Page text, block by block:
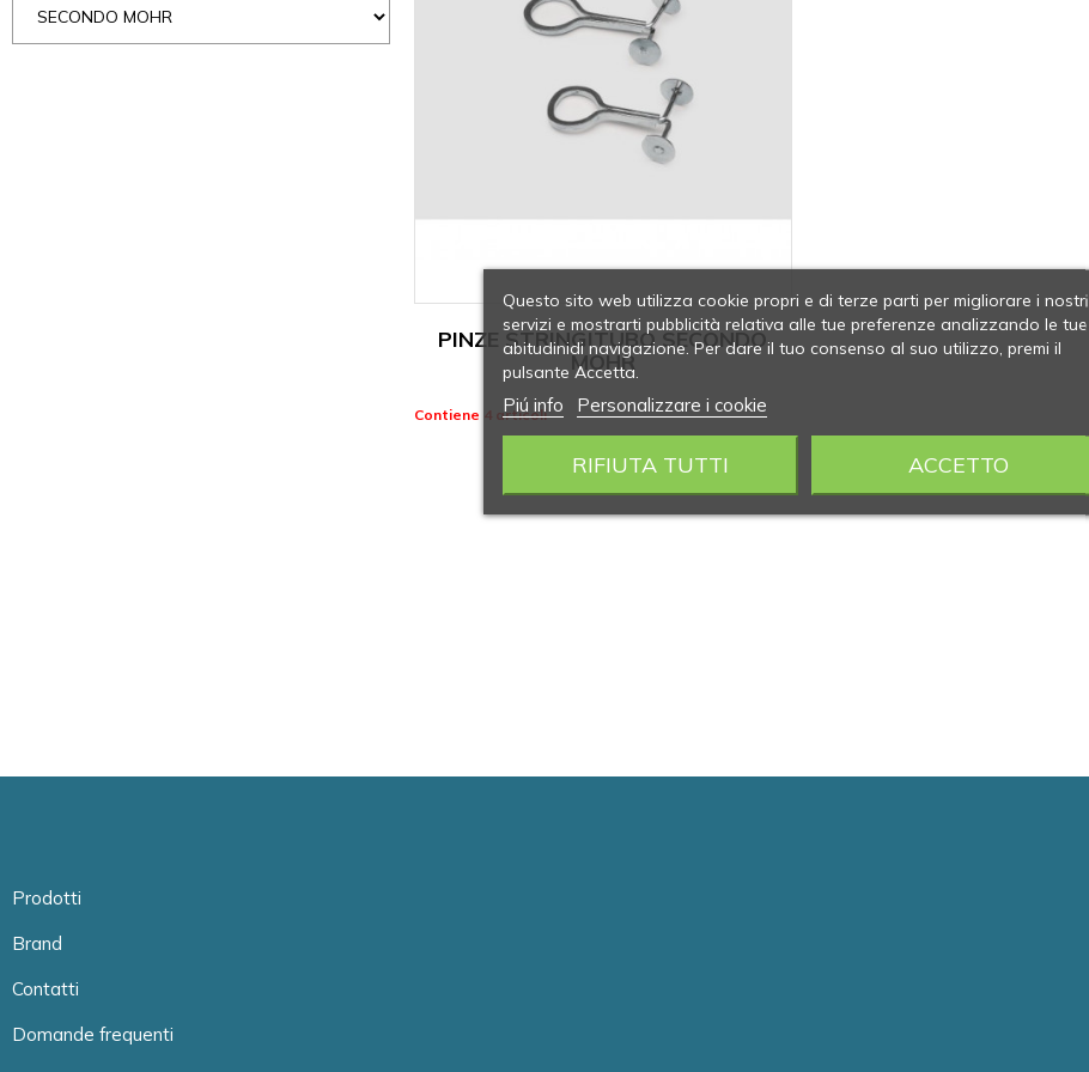
PINZE STRINGITUBO SECONDO
MOHR
Contiene 4 articoli
Prodotti
Brand
Contatti
Domande frequenti
Questo sito web utilizza cookie propri e di terze parti per migliorare i nostri
servizi e mostrarti pubblicità relativa alle tue preferenze analizzando le tue
abitudinidi navigazione. Per dare il tuo consenso al suo utilizzo, premi il
pulsante Accetta.
Piú info Personalizzare i cookie
RIFIUTA TUTTI ACCETTO